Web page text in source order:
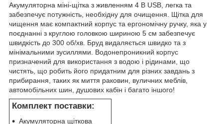
Акумуляторна міні-щітка з живленням 4 В USB, легка та
забезпечує потужність, необхідну для очищення. Щітка для
чищення має компактний корпус та ергономічну ручку, яка у
поєднанні з круглою головкою шириною 5 см забезпечує
швидкість до 300 об/хв. Бруд видаляється швидко та з
мінімальними зусиллями. Водонепроникний корпус
призначений для використання з водою і рідинами, що
чистять, що робить його придатним для різних завдань з
прибирання, таких як миття раковин, вуличних меблів,
автомобільних шин, душових кабін і багато іншого!
Комплект поставки:
Акумуляторна щіткова